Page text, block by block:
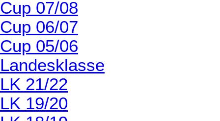
Cup 07/08
Cup 06/07
Cup 05/06
Landesklasse
LK 21/22
LK 19/20